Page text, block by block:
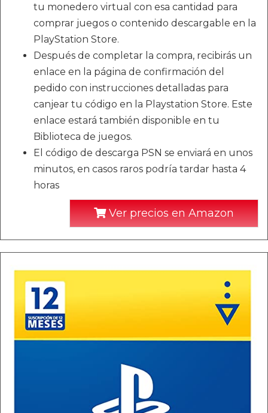
tu monedero virtual con esa cantidad para
comprar juegos o contenido descargable en la
PlayStation Store.
Después de completar la compra, recibirás un
enlace en la página de confirmación del
pedido con instrucciones detalladas para
canjear tu código en la Playstation Store. Este
enlace estará también disponible en tu
Biblioteca de juegos.
El código de descarga PSN se enviará en unos
minutos, en casos raros podría tardar hasta 4
horas
Ver precios en Amazon